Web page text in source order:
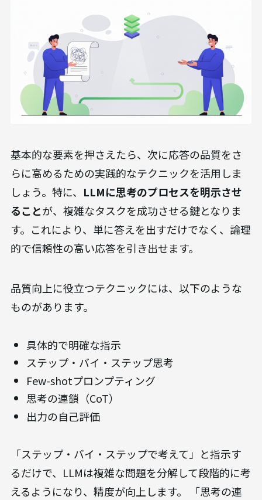
基本的な要素を押さえたら、次に応答の品質をさ
らに高めるための実践的なテクニックを活用しま
しょう。特に、 LLMに思考のプロセスを明示させ
ることが、複雑なタスクを成功させる鍵となりま
す。これにより、単に答えを出すだけでなく、論理
的で信頼性の高い応答を引き出せます。
品質向上に役立つテクニックには、以下のような
ものがあります。
具体的で明確な指示
ステップ・バイ・ステップ思考
Few-shotプロンプティング
思考の連鎖（CoT）
出力の自己評価
「ステップ・バイ・ステップで考えて」と指示す
るだけで、LLMは複雑な問題を分解して段階的に考
えるようになり、精度が向上します。 「思考の連